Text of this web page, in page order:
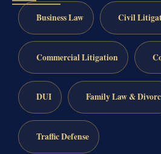
Business Law Civil
Commercial Litigation
DUI Family Law &
Traffic Defense